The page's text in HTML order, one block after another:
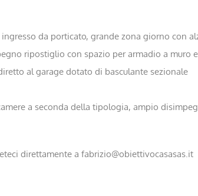
da porticato, grande zona giorno con
ripostiglio con spazio per armadio a muro
al garage dotato di basculante sezionale
a seconda della tipologia, ampio
direttamente a fabrizio@obiettivocasasas.it